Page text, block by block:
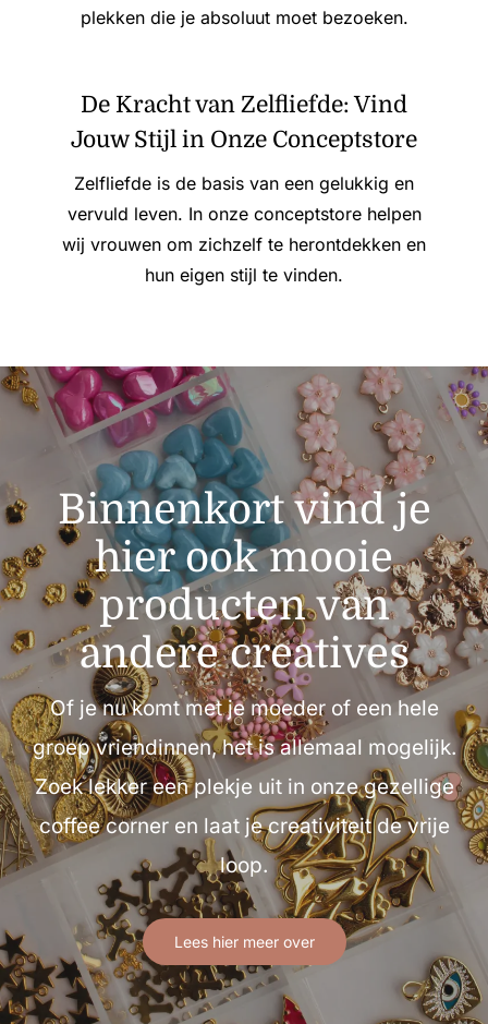
plekken die je absoluut moet bezoeken.
De Kracht van Zelfliefde: Vind
Jouw Stijl in Onze Conceptstore
Zelfliefde is de basis van een gelukkig en
vervuld leven. In onze conceptstore helpen
wij vrouwen om zichzelf te herontdekken en
hun eigen stijl te vinden.
Binnenkort vind je
hier ook mooie
producten van
andere creatives
Of je nu komt met je moeder of een hele
groep vriendinnen, het is allemaal mogelijk.
Zoek lekker een plekje uit in onze gezellige
coffee corner en laat je creativiteit de vrije
loop.
Lees hier meer over